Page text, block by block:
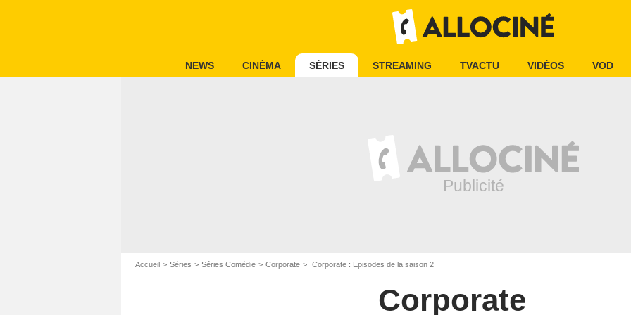
NEWS CINÉMA SÉRIES STREAMING TVACTU VIDÉOS VOD
Accueil Séries Séries Comédie Corporate Corporate : Episodes de la saison 2
Corporate